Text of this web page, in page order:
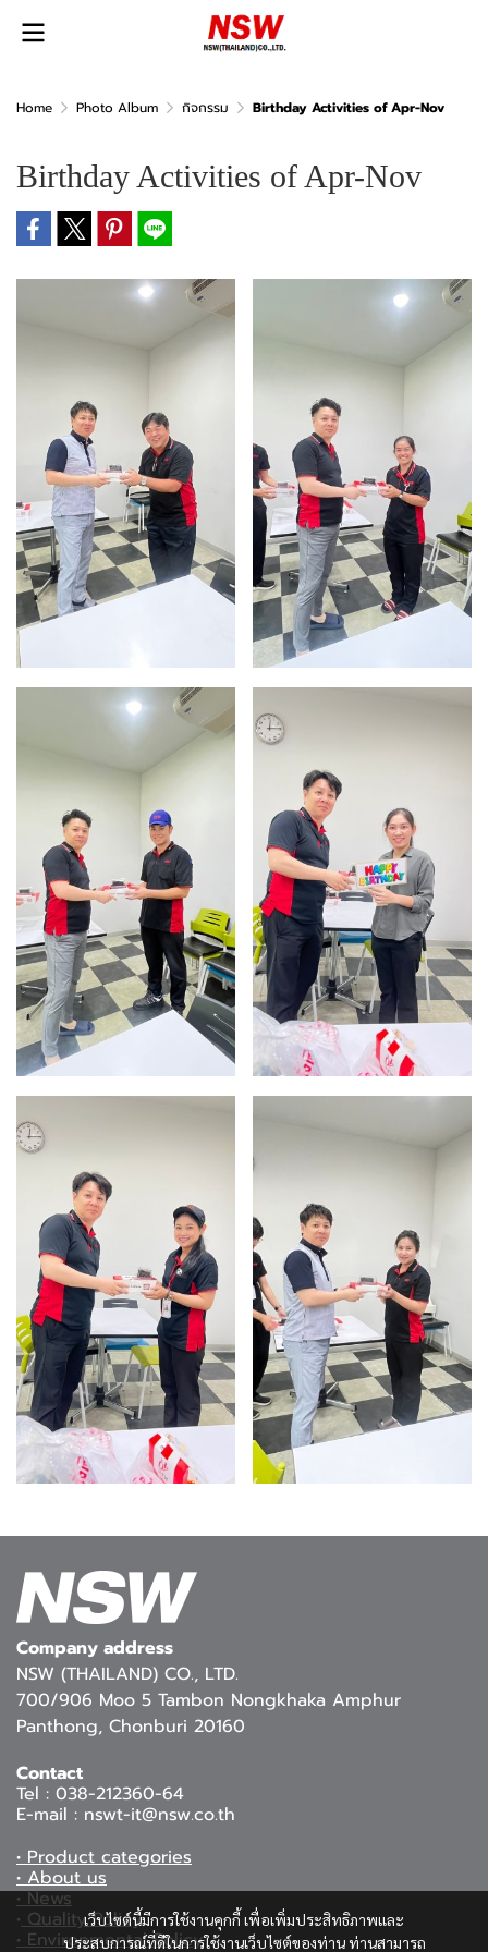
Home Photo Album กิจกรรม Birthday Activities of Apr-Nov
Birthday Activities of Apr-Nov
เว็บไซต์นี้มีการใช้งานคุกกี้ เพื่อเพิ่มประสิทธิภาพและ
ประสบการณ์ที่ดีในการใช้งานเว็บไซต์ของท่าน ท่านสามารถ
Company address
NSW (THAILAND) CO., LTD.
700/906 Moo 5 Tambon Nongkhaka Amphur
Panthong, Chonburi 20160
Contact
Tel : 038-212360-64
E-mail : nswt-it@nsw.co.th
• Product categories
• About us
• News
•Quality Policy
•Environmental Policy